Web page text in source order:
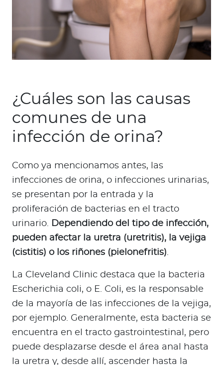
¿Cuáles son las causas
comunes de una
infección de orina?
Como ya mencionamos antes, las
infecciones de orina, o infecciones urinarias,
se presentan por la entrada y la
proliferación de bacterias en el tracto
urinario. Dependiendo del tipo de infección,
pueden afectar la uretra (uretritis), la vejiga
(cistitis) o los riñones (pielonefritis).
La Cleveland Clinic destaca que la bacteria
Escherichia coli, o E. Coli, es la responsable
de la mayoría de las infecciones de la vejiga,
por ejemplo. Generalmente, esta bacteria se
encuentra en el tracto gastrointestinal, pero
puede desplazarse desde el área anal hasta
la uretra y, desde allí, ascender hasta la